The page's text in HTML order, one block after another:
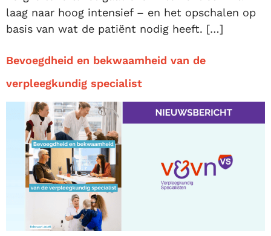
laag naar hoog intensief – en het opschalen op
basis van wat de patiënt nodig heeft. […]
Bevoegdheid en bekwaamheid van de
verpleegkundig specialist